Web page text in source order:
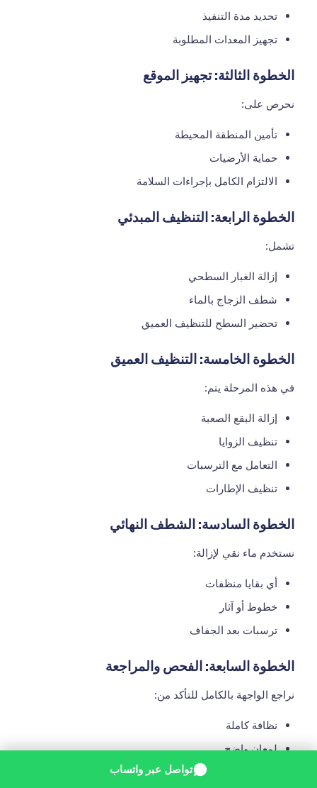
تحديد مدة التنفيذ
تجهيز المعدات المطلوبة
الخطوة الثالثة: تجهيز الموقع
نحرص على:
تأمين المنطقة المحيطة
حماية الأرضيات
الالتزام الكامل بإجراءات السلامة
الخطوة الرابعة: التنظيف المبدئي
تشمل:
إزالة الغبار السطحي
شطف الزجاج بالماء
تحضير السطح للتنظيف العميق
الخطوة الخامسة: التنظيف العميق
في هذه المرحلة يتم:
إزالة البقع الصعبة
تنظيف الزوايا
التعامل مع الترسبات
تنظيف الإطارات
الخطوة السادسة: الشطف النهائي
نستخدم ماء نقي لإزالة:
أي بقايا منظفات
خطوط أو آثار
ترسبات بعد الجفاف
الخطوة السابعة: الفحص والمراجعة
نراجع الواجهة بالكامل للتأكد من:
نظافة كاملة
لمعان واضح
عدم وجود بقع أو خطوطتواصل عبر واتساب